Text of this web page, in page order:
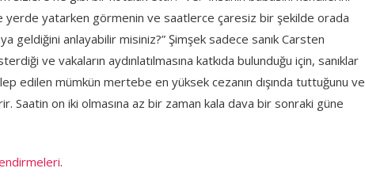
yerde yatarken görmenin ve saatlerce çaresiz bir şekilde orada
geldiğini anlayabilir misiniz?” Şimşek sadece sanık Carsten
ve vakaların aydınlatılmasına katkıda bulunduğu için, sanıklar
edilen mümkün mertebe en yüksek cezanın dışında tuttuğunu ve
Saatin on iki olmasına az bir zaman kala dava bir sonraki güne
.